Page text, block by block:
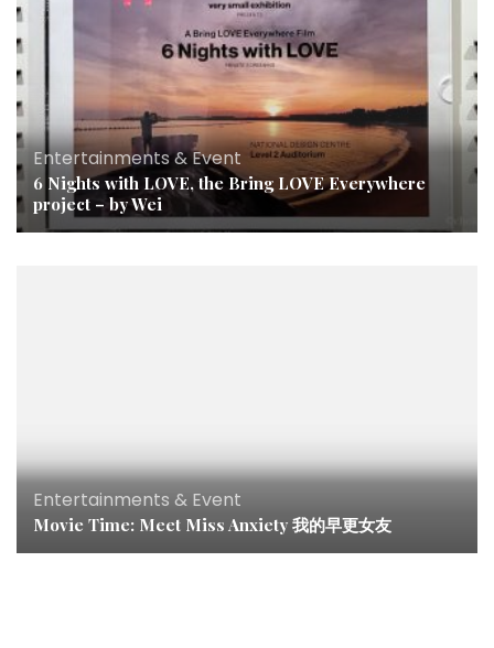
Entertainments & Event
6 Nights with LOVE, the Bring LOVE Everywhere
project – by Wei
Entertainments & Event
Movie Time: Meet Miss Anxiety 我的早更女友